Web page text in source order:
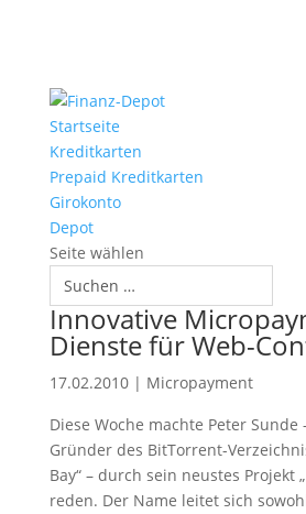
Startseite
Kreditkarten
Prepaid Kreditkarten
Girokonto
Depot
Seite wählen
Innovative
Dienste für Web-
17.02.2010| Micropayment
Diese Woche machte Peter Sunde
Gründer des BitTorrent-
Bay“ – durch sein neustes Projekt
reden. Der Name leitet sich